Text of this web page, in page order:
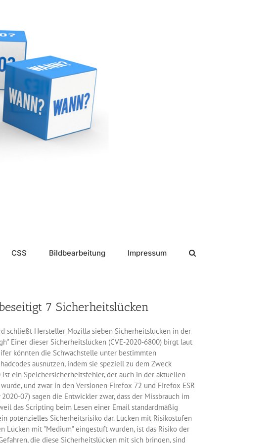
CSS Bildbearbeitung Impressum
7 Sicherheitslücken
schließt Hersteller Mozilla sieben Sicherheitslücken in der
Einer dieser Sicherheitslücken (CVE-2020-6800) birgt laut
könnten die Schwachstelle unter bestimmten
ausnutzen, indem sie speziell zu dem Zweck
ein Speichersicherheitsfehler, der auch in der aktuellen
und zwar in den Versionen Firefox 72 und Firefox ESR
07) sagen die Entwickler zwar, dass der Missbrauch im
das Scripting beim Lesen einer Email standardmäßig
potenzielles Sicherheitsrisiko dar. Lücken mit Risikostufen
Lücken mit "Medium" eingestuft wurden, ist das Risiko der
die diese Sicherheitslücken mit sich bringen, sind